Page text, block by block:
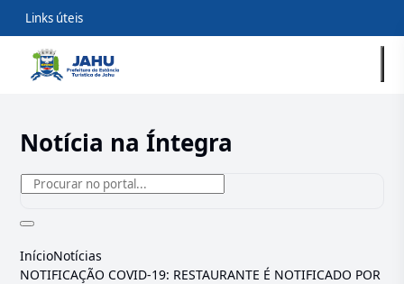
Links úteis
Notícia na Íntegra
InícioNotícias
NOTIFICAÇÃO COVID-19: RESTAURANTE É NOTIFICADO POR